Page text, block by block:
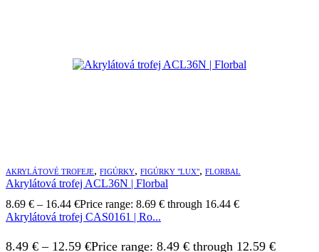
AKRYLÁTOVÉ TROFEJE, FIGÚRKY, FIGÚRKY "LUX", FLORBAL
Akrylátová trofej ACL36N | Florbal
8.69 € – 16.44 €Price range: 8.69 € through 16.44 €
Akrylátová trofej CAS0161 | Ro...
8.49 € – 12.59 €Price range: 8.49 € through 12.59 €